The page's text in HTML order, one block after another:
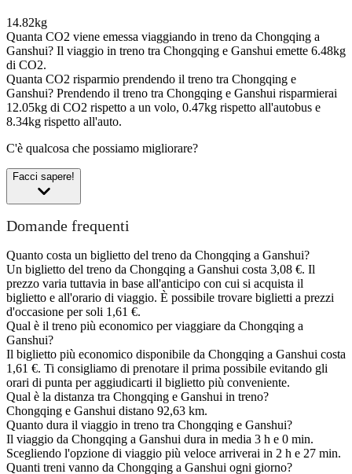
14.82kg
Quanta CO2 viene emessa viaggiando in treno da Chongqing a
Ganshui? Il viaggio in treno tra Chongqing e Ganshui emette 6.48kg
di CO2.
Quanta CO2 risparmio prendendo il treno tra Chongqing e
Ganshui? Prendendo il treno tra Chongqing e Ganshui risparmierai
12.05kg di CO2 rispetto a un volo, 0.47kg rispetto all'autobus e
8.34kg rispetto all'auto.
C'è qualcosa che possiamo migliorare?
Facci sapere!
Domande frequenti
Quanto costa un biglietto del treno da Chongqing a Ganshui?
Un biglietto del treno da Chongqing a Ganshui costa 3,08 €. Il
prezzo varia tuttavia in base all'anticipo con cui si acquista il
biglietto e all'orario di viaggio. È possibile trovare biglietti a prezzi
d'occasione per soli 1,61 €.
Qual è il treno più economico per viaggiare da Chongqing a
Ganshui?
Il biglietto più economico disponibile da Chongqing a Ganshui costa
1,61 €. Ti consigliamo di prenotare il prima possibile evitando gli
orari di punta per aggiudicarti il biglietto più conveniente.
Qual è la distanza tra Chongqing e Ganshui in treno?
Chongqing e Ganshui distano 92,63 km.
Quanto dura il viaggio in treno tra Chongqing e Ganshui?
Il viaggio da Chongqing a Ganshui dura in media 3 h e 0 min.
Scegliendo l'opzione di viaggio più veloce arriverai in 2 h e 27 min.
Quanti treni vanno da Chongqing a Ganshui ogni giorno?